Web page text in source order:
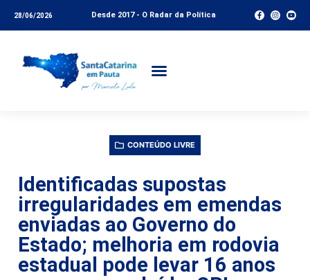
28/06/2026 Desde 2017 - O Radar da Política
CONTEÚDO LIVRE
Identificadas supostas
irregularidades em emendas
enviadas ao Governo do
Estado; melhoria em rodovia
estadual pode levar 16 anos